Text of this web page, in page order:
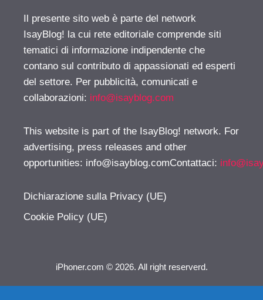
Il presente sito web è parte del network
IsayBlog! la cui rete editoriale comprende siti
tematici di informazione indipendente che
contano sul contributo di appassionati ed esperti
del settore. Per pubblicità, comunicati e
collaborazioni: info@isayblog.com
This website is part of the IsayBlog! network. For
advertising, press releases and other
opportunities: info@isayblog.comContattaci:
Dichiarazione sulla Privacy (UE)
Cookie Policy (UE)
iPhoner.com © 2026. All right reserverd.